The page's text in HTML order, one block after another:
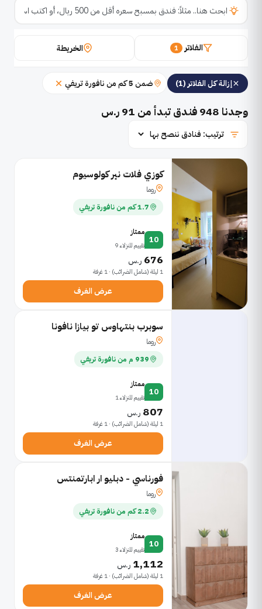
الفلاتر 1 الخريطة
إزالة كل الفلاتر (1) ضمن 5 كم من نافورة تريفي
وجدنا 948فندق تبدأ من 91 ر.س
كوزي فلات نير كولوسيوم
روما
1.7 كم من نافورة تريفي
10
ممتاز
تقييم للنزلاء 9
676 ر.س
1 ليلة (شامل الضرائب) · 1 غرفة
عرض الغرف
سوبرب بنتهاوس تو بيازا نافونا
روما
939 م من نافورة تريفي
10
ممتاز
تقييم للنزلاء 1
807 ر.س
1 ليلة (شامل الضرائب) · 1 غرفة
عرض الغرف
فورناسي - دبليو ار ابارتمنتس
روما
2.2 كم من نافورة تريفي
10
ممتاز
تقييم للنزلاء 3
1,112 ر.س
1 ليلة (شامل الضرائب) · 1 غرفة
عرض الغرف